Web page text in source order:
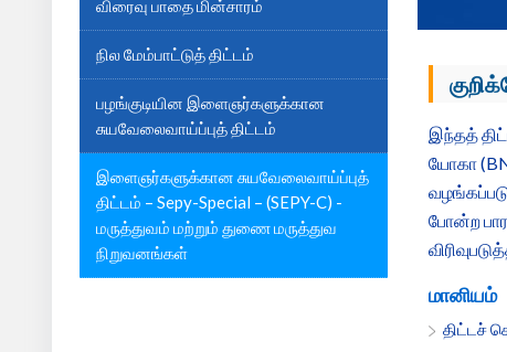
விரைவு பாதை மின்சாரம்
நில மேம்பாட்டுத் திட்டம்
பழங்குடியின இளைஞர்களுக்கான
சுயவேலைவாய்ப்புத் திட்டம்
இளைஞர்களுக்கான சுயவேலைவாய்ப்புத்
திட்டம் – Sepy-Special – (SEPY-C) -
மருத்துவம் மற்றும் துணை மருத்துவ
நிறுவனங்கள்
இந்தத்
யோகா
போன்ற
மானியம்
திட்டச்